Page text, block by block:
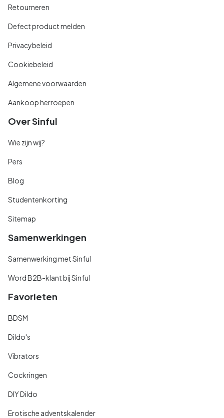
Retourneren
Defect product melden
Privacybeleid
Cookiebeleid
Algemene voorwaarden
Aankoop herroepen
Over Sinful
Wie zijn wij?
Pers
Blog
Studentenkorting
Sitemap
Samenwerkingen
Samenwerking met Sinful
Word B2B-klant bij Sinful
Favorieten
BDSM
Dildo's
Vibrators
Cockringen
DIY Dildo
Erotische adventskalender